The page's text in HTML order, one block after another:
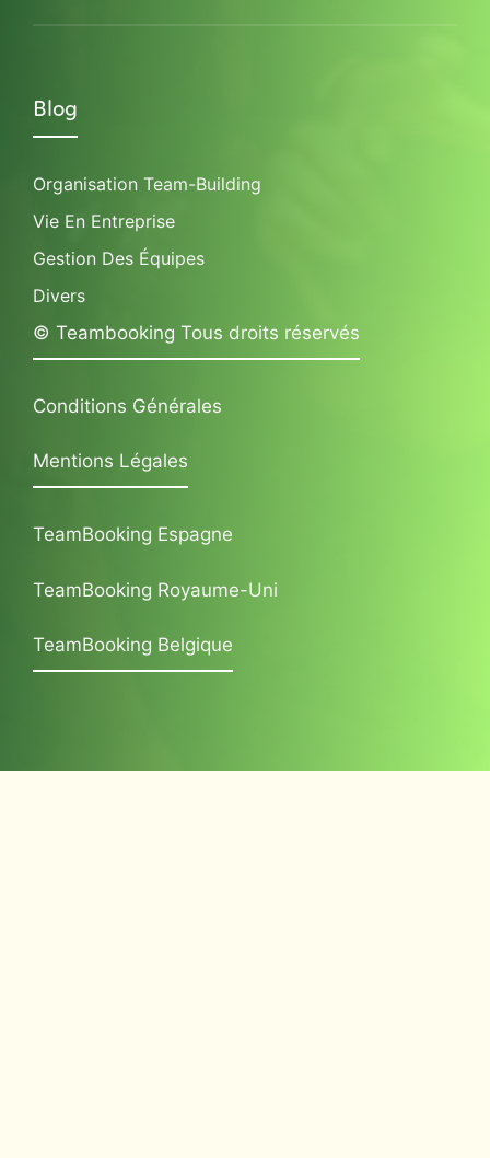
Blog
Organisation Team-Building
Vie En Entreprise
Gestion Des Équipes
Divers
© Teambooking Tous droits réservés
Conditions Générales
Mentions Légales
TeamBooking Espagne
TeamBooking Royaume-Uni
TeamBooking Belgique